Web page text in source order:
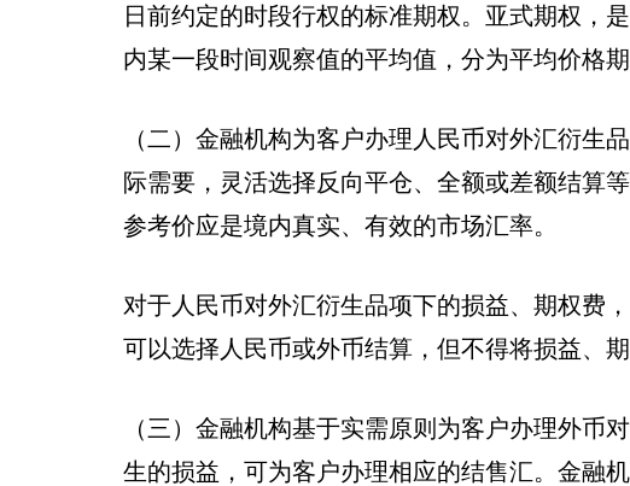
日前约定的时段行权的标准期权。亚式期权，
内某一段时间观察值的平均值，分为平均价格
（二）金融机构为客户办理人民币对外汇衍生
际需要，灵活选择反向平仓、全额或差额结算
参考价应是境内真实、有效的市场汇率。
对于人民币对外汇衍生品项下的损益、期权费
可以选择人民币或外币结算，但不得将损益、
（三）金融机构基于实需原则为客户办理外币
生的损益，可为客户办理相应的结售汇。金融